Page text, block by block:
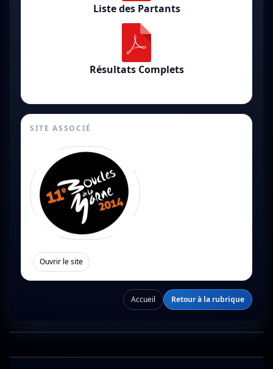
Liste des Partants
Résultats Complets
SITE ASSOCIÉ
Ouvrir le site
Accueil Retour à la rubrique